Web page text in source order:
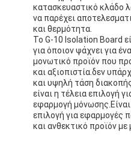
κατασκευαστικό κλάδο
να παρέχει
και θερμότητα.
Το G-10 Isolation Board
για όποιον ψάχνει για
μονωτικό προϊόν που
και αξιοπιστία.δεν
και υψηλή τάση
είναι η τέλεια επιλογή
εφαρμογή
επιλογή για εφαρμογές
και ανθεκτικό προϊόν